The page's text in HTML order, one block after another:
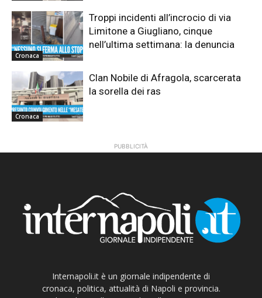
Cronaca
Troppi incidenti all’incrocio di via
Limitone a Giugliano, cinque
nell’ultima settimana: la denuncia
Cronaca
Clan Nobile di Afragola, scarcerata
la sorella dei ras
PUBBLICITÀ
Internapoli.it è un giornale indipendente di
cronaca, politica, attualità di Napoli e provincia.